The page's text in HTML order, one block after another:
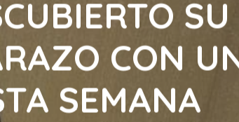
SU
CON
SEMANA